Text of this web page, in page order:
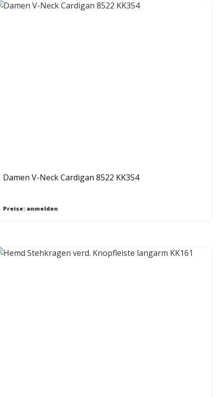
Damen V-Neck Cardigan 8522 KK354
Preise: anmelden